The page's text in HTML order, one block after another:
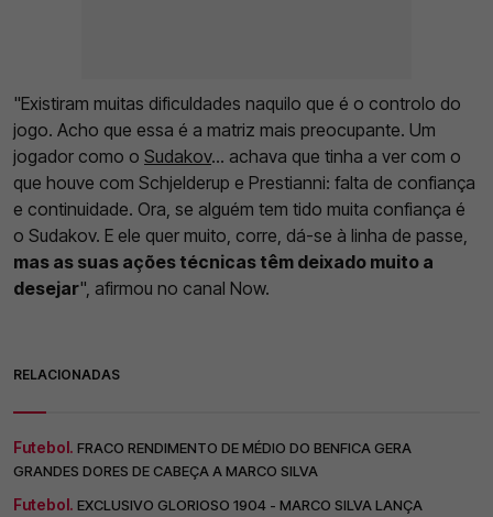
"Existiram muitas dificuldades naquilo que é o controlo do
jogo. Acho que essa é a matriz mais preocupante. Um
jogador como o Sudakov... achava que tinha a ver com o
que houve com Schjelderup e Prestianni: falta de confiança
e continuidade. Ora, se alguém tem tido muita confiança é
o Sudakov. E ele quer muito, corre, dá-se à linha de passe,
mas as suas ações técnicas têm deixado muito a
desejar", afirmou no canal Now.
RELACIONADAS
Futebol. FRACO RENDIMENTO DE MÉDIO DO BENFICA GERA
GRANDES DORES DE CABEÇA A MARCO SILVA
Futebol. EXCLUSIVO GLORIOSO 1904 - MARCO SILVA LANÇA